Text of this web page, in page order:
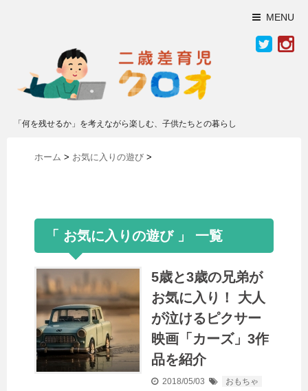
MENU
「何を残せるか」を考えながら楽しむ、子供たちとの暮らし
ホーム > お気に入りの遊び >
「 お気に入りの遊び 」 一覧
5歳と3歳の兄弟が
お気に入り！ 大人
が泣けるピクサー
映画「カーズ」3作
品を紹介
2018/05/03
おもちゃ